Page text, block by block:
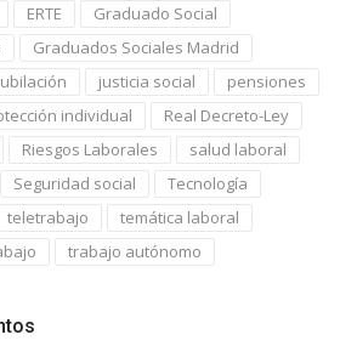
ERTE
Graduado Social
Graduados Sociales Madrid
justicia social
pensiones
individual
Real Decreto-Ley
Riesgos Laborales
salud laboral
Seguridad social
Tecnología
teletrabajo
temática laboral
trabajo autónomo